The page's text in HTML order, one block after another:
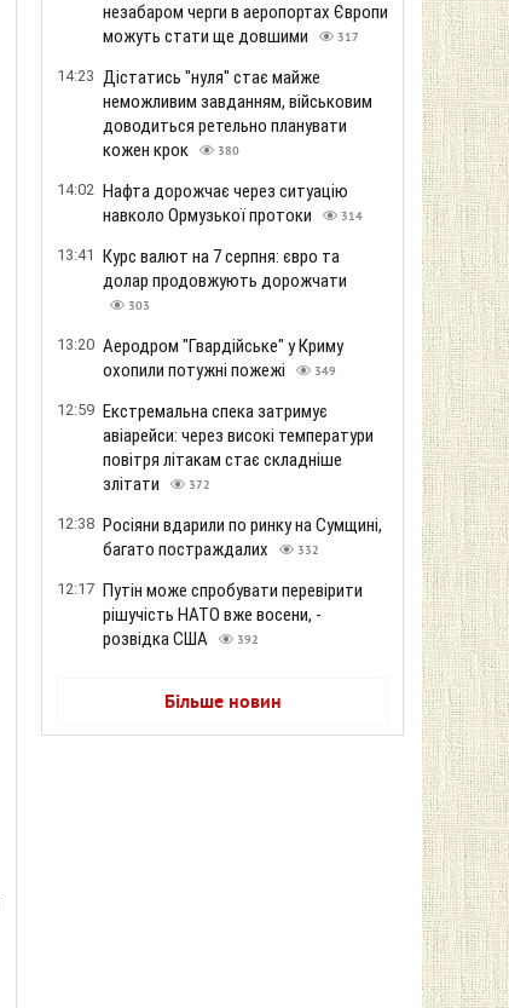
незабаром черги в аеропортах Європи
можуть стати ще довшими
317
14:23 Дістатись "нуля" стає майже
неможливим завданням, військовим
доводиться ретельно планувати
кожен крок
380
14:02 Нафта дорожчає через ситуацію
навколо Ормузької протоки
314
13:41 Курс валют на 7 серпня: євро та
долар продовжують дорожчати
303
13:20 Аеродром "Гвардійське" у Криму
охопили потужні пожежі
349
12:59 Екстремальна спека затримує
авіарейси: через високі температури
повітря літакам стає складніше
злітати
372
12:38 Росіяни вдарили по ринку на Сумщині,
багато постраждалих
332
12:17 Путін може спробувати перевірити
рішучість НАТО вже восени, -
розвідка США
392
Більше новин